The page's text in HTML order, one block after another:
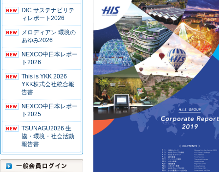
DIC サステナビリテ
ィレポート2026
メロディアン 環境の
あゆみ2026
NEXCO中日本レポー
ト2026
This is YKK 2026
YKK株式会社統合報
告書
NEXCO中日本レポー
ト2025
TSUNAGU2026 生
協・環境・社会活動
報告書